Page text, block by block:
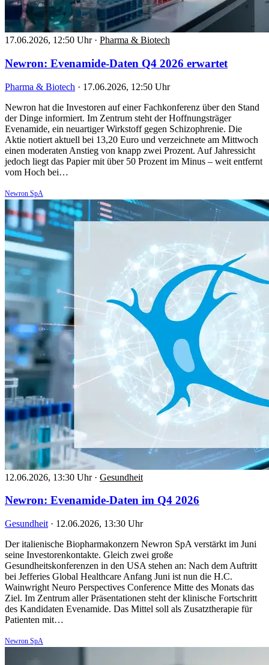
17.06.2026, 12:50 Uhr · Pharma & Biotech
Newron: Evenamide-Daten Q4 2026 erwartet
Pharma & Biotech · 17.06.2026, 12:50 Uhr
Newron hat die Investoren auf einer Fachkonferenz über den Stand
der Dinge informiert. Im Zentrum steht der Hoffnungsträger
Evenamide, ein neuartiger Wirkstoff gegen Schizophrenie. Die
Aktie notiert aktuell bei 13,20 Euro und verzeichnete am Mittwoch
einen moderaten Anstieg von knapp zwei Prozent. Auf Jahressicht
jedoch liegt das Papier mit über 50 Prozent im Minus – weit entfernt
vom Hoch bei…
Newron SpA
12.06.2026, 13:30 Uhr · Gesundheit
Newron: Evenamide-Daten im Q4 2026
Gesundheit · 12.06.2026, 13:30 Uhr
Der italienische Biopharmakonzern Newron SpA verstärkt im Juni
seine Investorenkontakte. Gleich zwei große
Gesundheitskonferenzen in den USA stehen an: Nach dem Auftritt
bei Jefferies Global Healthcare Anfang Juni ist nun die H.C.
Wainwright Neuro Perspectives Conference Mitte des Monats das
Ziel. Im Zentrum aller Präsentationen steht der klinische Fortschritt
des Kandidaten Evenamide. Das Mittel soll als Zusatztherapie für
Patienten mit…
Newron SpA